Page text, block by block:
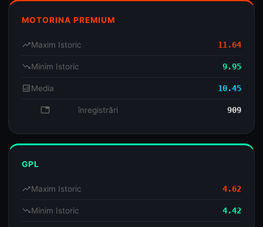
MOTORINA PREMIUM
trending_upMaxim Istoric 11.64
trending_downMinim Istoric 9.95
analyticsMedia 10.45
database înregistrări 909
GPL
trending_upMaxim Istoric 4.62
trending_downMinim Istoric 4.42